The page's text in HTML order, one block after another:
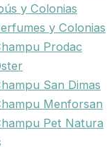
y Colonias
y Colonias
Prodac
San Dimas
Menforsan
Pet Natura